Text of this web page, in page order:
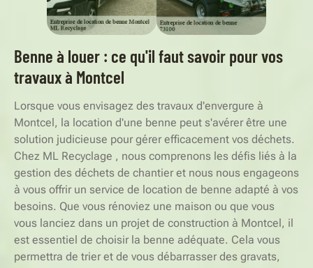
Benne à louer : ce qu'il faut savoir pour vos
travaux à Montcel
Lorsque vous envisagez des travaux d'envergure à
Montcel, la location d'une benne peut s'avérer être une
solution judicieuse pour gérer efficacement vos déchets.
Chez ML Recyclage , nous comprenons les défis liés à la
gestion des déchets de chantier et nous nous engageons
à vous offrir un service de location de benne adapté à vos
besoins. Que vous rénoviez une maison ou que vous
vous lanciez dans un projet de construction à Montcel, il
est essentiel de choisir la benne adéquate. Cela vous
permettra de trier et de vous débarrasser des gravats,